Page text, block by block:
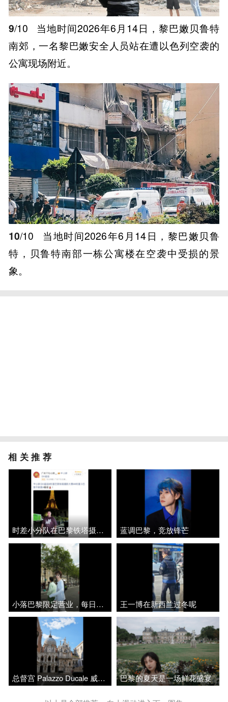
9/10
当地时间2026年6月14日，黎巴嫩贝鲁特
南郊，一名黎巴嫩安全人员站在遭以色列空袭的
公寓现场附近。
10/10
当地时间2026年6月14日，黎巴嫩贝鲁
特，贝鲁特南部一栋公寓楼在空袭中受损的景
象。
相关推荐
时差小分队在巴黎铁塔摄影大赛团建啦！ 蓝调巴黎，竞放锋芒
小落巴黎限定营业，每日随拍穿搭帅气 王一博在新西兰过冬呢
总督宫 Palazzo Ducale 威尼斯，意大利 ️无需预约，博物馆联票35欧 巴黎的夏天是一场鲜花盛宴